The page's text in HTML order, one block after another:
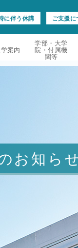
に伴う休講 ご支援に
案内
学部・大学
院・付属機
関等
お知ら